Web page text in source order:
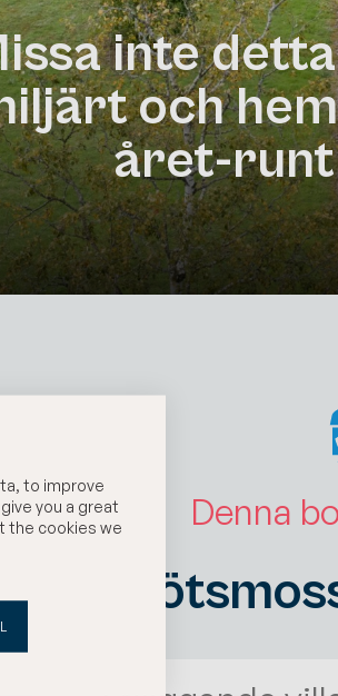
to improve
you a great
the cookies we
inte
och
året-runt
Denna